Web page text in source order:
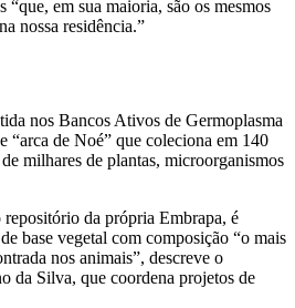
“que, em sua maioria, são os mesmos
nossa residência.”
nos Bancos Ativos de Germoplasma
“arca de Noé” que coleciona em 140
milhares de plantas, microorganismos
da própria Embrapa, é
base vegetal com composição “o mais
nos animais”, descreve o
da Silva, que coordena projetos de